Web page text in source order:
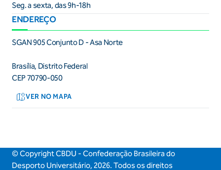
Seg. a sexta, das 9h-18h
ENDEREÇO
SGAN 905 Conjunto D - Asa Norte
Brasília, Distrito Federal
CEP 70790-050
VER NO MAPA
© Copyright CBDU - Confederação Brasileira do
Desporto Universitário, 2026. Todos os direitos